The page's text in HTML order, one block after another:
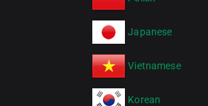
Japanese
Vietnamese
Korean